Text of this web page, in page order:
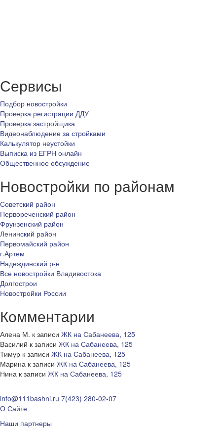
Сервисы
Подбор новостройки
Проверка регистрации ДДУ
Проверка застройщика
Видеонаблюдение за стройками
Калькулятор неустойки
Выписка из ЕГРН онлайн
Общественное обсуждение
Новостройки по районам
Советский район
Первореченский район
Фрунзенский район
Ленинский район
Первомайский район
г.Артем
Надеждинский р-н
Все новостройки Владивостока
Долгострои
Новостройки России
Комментарии
Алена М. к записи ЖК на Сабанеева, 125
Василий к записи ЖК на Сабанеева, 125
Тимур к записи ЖК на Сабанеева, 125
Марина к записи ЖК на Сабанеева, 125
Нина к записи ЖК на Сабанеева, 125
info@111bashni.ru 7(423) 280-02-07
О Сайте
Наши партнеры